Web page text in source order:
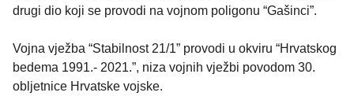
drugi dio koji se provodi na vojnom poligonu “Gašinci”.
Vojna vježba “Stabilnost 21/1” provodi u okviru “Hrvatskog
bedema 1991.- 2021.”, niza vojnih vježbi povodom 30.
obljetnice Hrvatske vojske.